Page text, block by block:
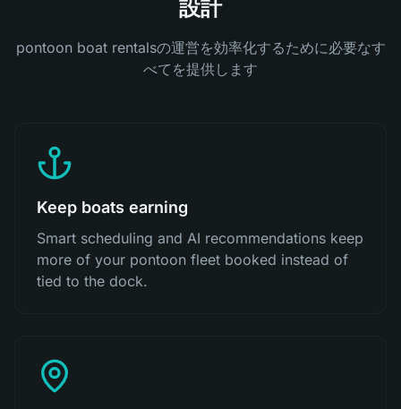
設計
pontoon boat rentalsの運営を効率化するために必要なす
べてを提供します
Keep boats earning
Smart scheduling and AI recommendations keep
more of your pontoon fleet booked instead of
tied to the dock.